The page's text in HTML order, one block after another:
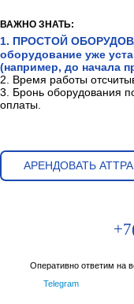
ВАЖНО ЗНАТЬ:
1. ПРОСТОЙ
оборудование уже
(например, до начала
2. Время работы
3. Бронь оборудования
оплаты.
АРЕНДОВАТЬ
Оперативно ответим на
Telegram